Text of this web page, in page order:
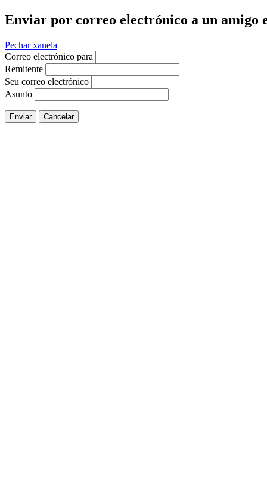
Enviar por correo electrónico a un amigo
Pechar xanela
Correo electrónico para
Remitente
Seu correo electrónico
Asunto
Enviar Cancelar